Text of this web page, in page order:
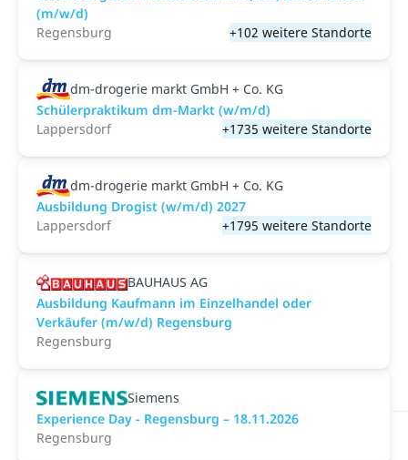
(m/w/d)
Regensburg
+102 weitere Standorte
dm-drogerie markt GmbH + Co. KG
Schülerpraktikum dm-Markt (w/m/d)
Lappersdorf
+1735 weitere Standorte
dm-drogerie markt GmbH + Co. KG
Ausbildung Drogist (w/m/d) 2027
Lappersdorf
+1795 weitere Standorte
BAUHAUS AG
Ausbildung Kaufmann im Einzelhandel oder
Verkäufer (m/w/d) Regensburg
Regensburg
Siemens
Experience Day - Regensburg – 18.11.2026
Regensburg